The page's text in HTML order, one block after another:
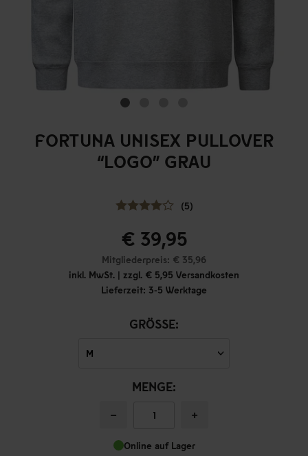
FORTUNA UNISEX PULLOVER
“LOGO” GRAU
(5)
€ 39,95
Mitgliederpreis: € 35,96
inkl. MwSt. | zzgl. € 5,95 Versandkosten
Lieferzeit: 3-5 Werktage
GRÖSSE:
MENGE:
− +
Online auf Lager